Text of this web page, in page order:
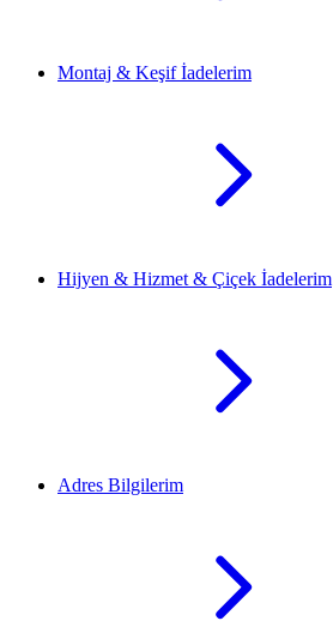
Montaj & Keşif İadelerim
Hijyen & Hizmet & Çiçek İadelerim
Adres Bilgilerim